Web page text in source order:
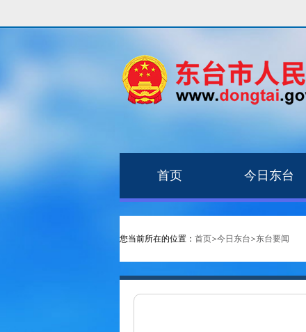
首页 今日东台
您当前所在的位置： 首页>今日东台>东台要闻